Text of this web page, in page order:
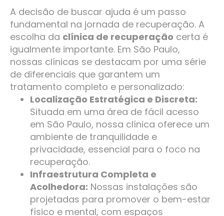
A decisão de buscar ajuda é um passo
fundamental na jornada de recuperação. A
escolha da clínica de recuperação certa é
igualmente importante. Em São Paulo,
nossas clínicas se destacam por uma série
de diferenciais que garantem um
tratamento completo e personalizado:
Localização Estratégica e Discreta:
Situada em uma área de fácil acesso
em São Paulo, nossa clínica oferece um
ambiente de tranquilidade e
privacidade, essencial para o foco na
recuperação.
Infraestrutura Completa e
Acolhedora: Nossas instalações são
projetadas para promover o bem-estar
físico e mental, com espaços